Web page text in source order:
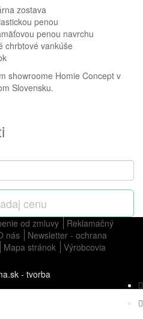
zostava
penou
penou navrchu
chrbtové vankúše
showroome Homie Concept v
Slovensku.
cenu
od zmluvy
Reklamačný
nás
Newsletter - ochrana
Mapa stránok
Výrobcovia
- tvorba